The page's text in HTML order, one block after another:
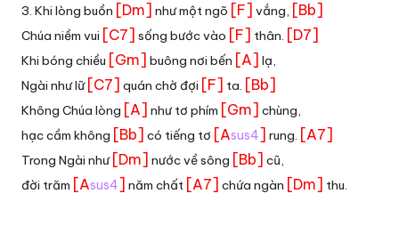
3. Khi lòng buồn [Dm] như một ngõ [F] vắng, [Bb]
Chúa niềm vui [C7] sống bước vào [F] thân. [D7]
Khi bóng chiều [Gm] buông nơi bến [A] lạ,
Ngài như lữ [C7] quán chờ đợi [F] ta. [Bb]
Không Chúa lòng [A] như tơ phím [Gm] chùng,
hạc cầm không [Bb] có tiếng tơ [Asus4] rung. [A7]
Trong Ngài như [Dm] nước về sông [Bb] cũ,
đời trăm [Asus4] năm chất [A7] chứa ngàn [Dm] thu.